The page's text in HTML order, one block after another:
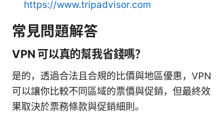
https://www.tripadvisor.com
常見問題解答
VPN 可以真的幫我省錢嗎？
是的，透過合法且合規的比價與地區優惠，VPN
可以讓你比較不同區域的票價與促銷，但最終效
果取決於票務條款與促銷細則。